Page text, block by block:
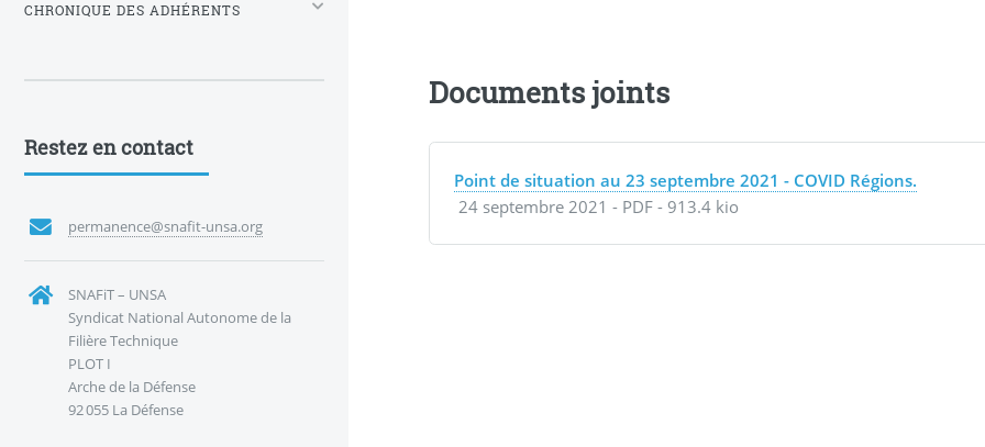
Documents joints
Point de situation au 23 septembre 2021 - COVID Régions.
24 septembre 2021 - PDF - 913.4 kio
CHRONIQUE DES ADHÉRENTS
Restez en contact
permanence@snafit-unsa.org
SNAFiT – UNSA
Syndicat National Autonome de la
Filière Technique
PLOT I
Arche de la Défense
92 055 La Défense